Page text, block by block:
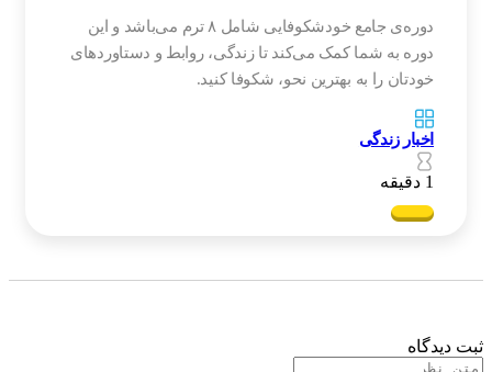
دوره‌ی جامع خودشکوفایی شامل ۸ ترم می‌باشد و این
دوره به شما کمک می‌کند تا زندگی، روابط و دستاوردهای
خودتان را به بهترین نحو، شکوفا کنید.
اخبار زندگی
دیدگاه